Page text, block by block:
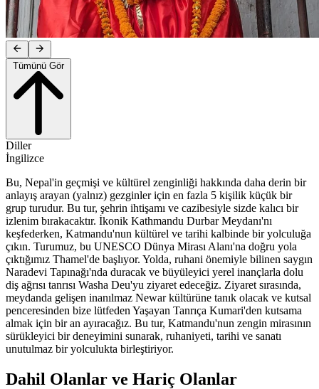
Tümünü Gör
Diller
İngilizce
Bu, Nepal'in geçmişi ve kültürel zenginliği hakkında daha derin bir
anlayış arayan (yalnız) gezginler için en fazla 5 kişilik küçük bir
grup turudur. Bu tur, şehrin ihtişamı ve cazibesiyle sizde kalıcı bir
izlenim bırakacaktır. İkonik Kathmandu Durbar Meydanı'nı
keşfederken, Katmandu'nun kültürel ve tarihi kalbinde bir yolculuğa
çıkın. Turumuz, bu UNESCO Dünya Mirası Alanı'na doğru yola
çıktığımız Thamel'de başlıyor. Yolda, ruhani önemiyle bilinen saygın
Naradevi Tapınağı'nda duracak ve büyüleyici yerel inançlarla dolu
diş ağrısı tanrısı Washa Deu'yu ziyaret edeceğiz. Ziyaret sırasında,
meydanda gelişen inanılmaz Newar kültürüne tanık olacak ve kutsal
penceresinden bize lütfeden Yaşayan Tanrıça Kumari'den kutsama
almak için bir an ayıracağız. Bu tur, Katmandu'nun zengin mirasının
sürükleyici bir deneyimini sunarak, ruhaniyeti, tarihi ve sanatı
unutulmaz bir yolculukta birleştiriyor.
Dahil Olanlar ve Hariç Olanlar